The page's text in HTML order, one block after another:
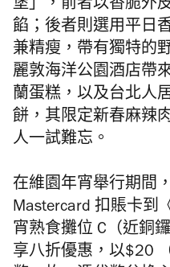
堡」，前者以香脆外
餡；後者則選用平日
兼精瘦，帶有獨特的
麗敦海洋公園酒店帶
蘭蛋糕，以及台北人
餅，其限定新春麻辣
人一試難忘。
在維園年宵舉行期間
Mastercard 扣賬卡到
宵熟食攤位 C（近銅
享八折優惠，以$20